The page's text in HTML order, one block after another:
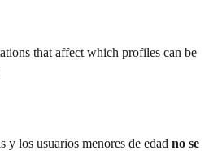
that affect which profiles can be
y los usuarios menores de edad no se